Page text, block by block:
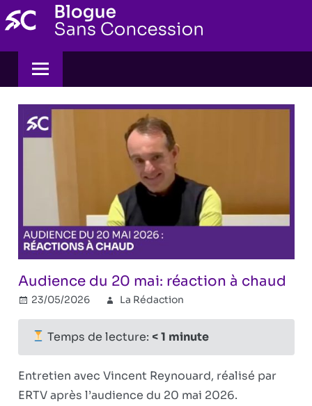
Skip
to
content
Audience du 20 mai: réaction à chaud
23/05/2026 La Rédaction
fermés
mai:
réaction
Temps de lecture: < 1 minute
Entretien avec Vincent Reynouard, réalisé par
ERTV après l’audience du 20 mai 2026.